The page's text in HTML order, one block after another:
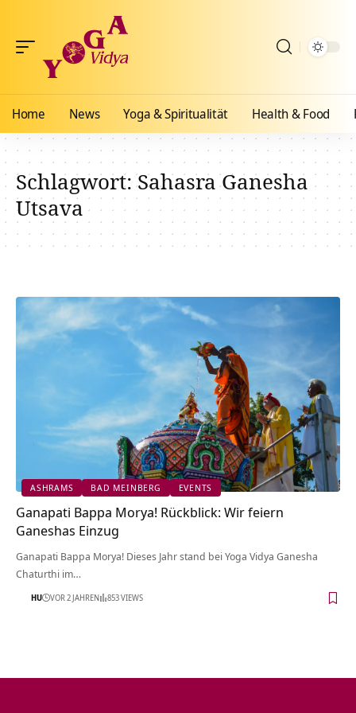
Home News Yoga & Spiritualität Health & Food
Schlagwort:Sahasra Ganesha
Utsava
ASHRAMS BAD MEINBERG EVENTS
Ganapati Bappa Morya! Rückblick: Wir feiern
Ganeshas Einzug
Ganapati Bappa Morya! Dieses Jahr stand bei Yoga Vidya Ganesha
Chaturthi im…
HU VOR 2 JAHREN 853 VIEWS